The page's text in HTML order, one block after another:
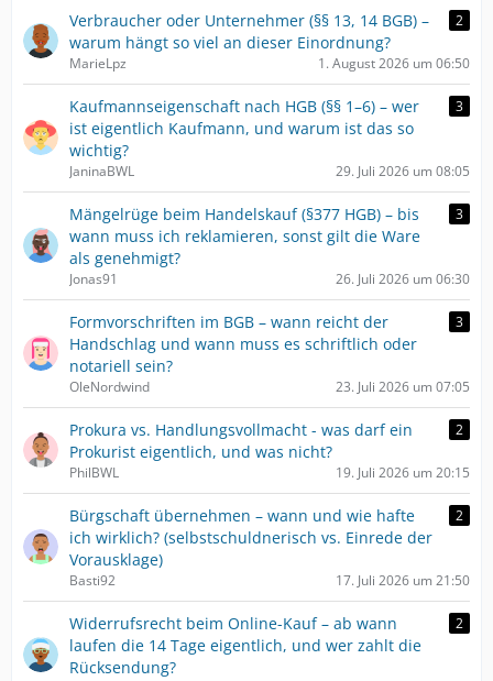
Verbraucher oder Unternehmer (§§ 13, 14 BGB) –
warum hängt so viel an dieser Einordnung?
2
MarieLpz 1. August 2026 um 06:50
Kaufmannseigenschaft nach HGB (§§ 1–6) – wer
ist eigentlich Kaufmann, und warum ist das so
wichtig?
3
JaninaBWL 29. Juli 2026 um 08:05
Mängelrüge beim Handelskauf (§377 HGB) – bis
wann muss ich reklamieren, sonst gilt die Ware
als genehmigt?
3
Jonas91 26. Juli 2026 um 06:30
Formvorschriften im BGB – wann reicht der
Handschlag und wann muss es schriftlich oder
notariell sein?
3
OleNordwind 23. Juli 2026 um 07:05
Prokura vs. Handlungsvollmacht - was darf ein
Prokurist eigentlich, und was nicht?
2
PhilBWL 19. Juli 2026 um 20:15
Bürgschaft übernehmen – wann und wie hafte
ich wirklich? (selbstschuldnerisch vs. Einrede der
Vorausklage)
2
Basti92 17. Juli 2026 um 21:50
Widerrufsrecht beim Online-Kauf – ab wann
laufen die 14 Tage eigentlich, und wer zahlt die
Rücksendung?
2